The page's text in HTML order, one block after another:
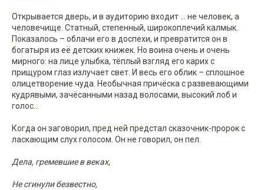
Открывается дверь, и в аудиторию входит … не человек, а
человечище. Статный, степенный, широкоплечий калмык.
Показалось – облачи его в доспехи, и превратится он в
богатыря из её детских книжек. Но воина очень и очень
мирного: на лице улыбка, тёплый взгляд его карих с
прищуром глаз излучает свет. И весь его облик – сплошное
олицетворение чуда. Необычная причёска с развевающими
кудрявыми, зачёсанными назад волосами, высокий лоб и
голос…
Когда он заговорил, пред ней предстал сказочник-пророк с
ласкающим слух голосом. Он не говорил, он пел.
Дела, гремевшие в веках,
Не сгинули безвестно,